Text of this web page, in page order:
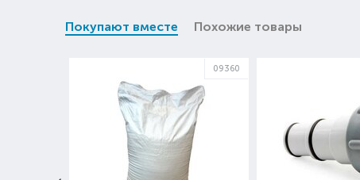
Покупают вместе Похожие товары
09360